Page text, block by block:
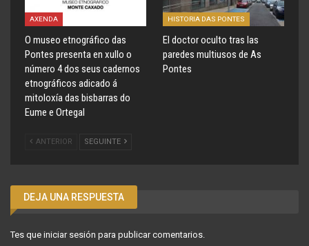
AXENDA
O museo etnográfico das
Pontes presenta en xullo o
número 4 dos seus cadernos
etnográficos adicado á
mitoloxía das bisbarras do
Eume e Ortegal
HISTORIA DAS PONTES
El doctor oculto tras las
paredes multiusos de As
Pontes
ANTERIOR SEGUINTE
DEJA UNA RESPUESTA
Tes que iniciar sesión para publicar comentarios.